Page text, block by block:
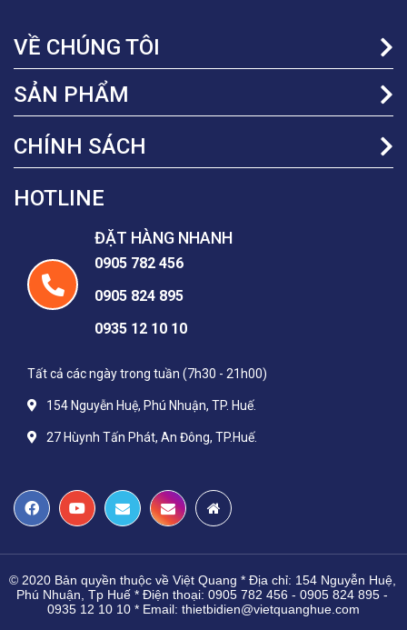
VỀ CHÚNG TÔI
SẢN PHẨM
CHÍNH SÁCH
HOTLINE
ĐẶT HÀNG NHANH
0905 782 456
0905 824 895
0935 12 10 10
Tất cả các ngày trong tuần (7h30 - 21h00)
154 Nguyễn Huệ, Phú Nhuận, TP. Huế.
27 Hùynh Tấn Phát, An Đông, TP.Huế.
© 2020 Bản quyền thuộc về Việt Quang * Địa chỉ: 154 Nguyễn Huệ,
Phú Nhuận, Tp Huế * Điện thoại: 0905 782 456 - 0905 824 895 -
0935 12 10 10 * Email: thietbidien@vietquanghue.com